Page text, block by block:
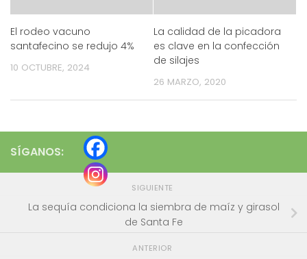
El rodeo vacuno
santafecino se redujo 4%
10 OCTUBRE, 2024
La calidad de la picadora
es clave en la confección
de silajes
26 MARZO, 2020
SÍGANOS:
SIGUIENTE
La sequía condiciona la siembra de maíz y girasol
de Santa Fe
ANTERIOR